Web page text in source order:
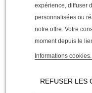
expérience, diffuser
personnalisées ou
notre offre. Votre
moment depuis le
Informations cookies.
REFUSER LES